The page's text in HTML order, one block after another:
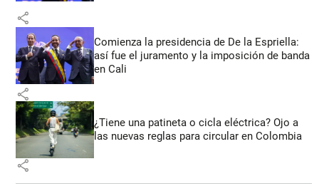
share
Comienza la presidencia de De la Espriella:
así fue el juramento y la imposición de banda
en Cali
share
¿Tiene una patineta o cicla eléctrica? Ojo a
las nuevas reglas para circular en Colombia
share